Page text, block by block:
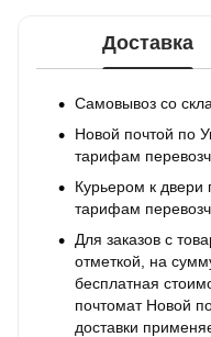
Доставка
Самовывоз со
Новой почтой по
тарифам
Курьером к
тарифам
Для заказов с
отметкой, на
бесплатная
почтомат Новой
доставки